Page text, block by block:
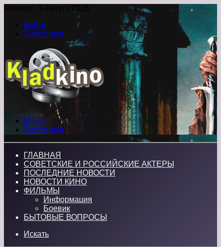
Четверг , 6 Август 2026
Войти
Switch skin
Меню
Switch skin
ГЛАВНАЯ
СОВЕТСКИЕ И РОССИЙСКИЕ АКТЕРЫ
ПОСЛЕДНИЕ НОВОСТИ
НОВОСТИ КИНО
ФИЛЬМЫ
Информация
Боевик
БЫТОВЫЕ ВОПРОСЫ
Искать